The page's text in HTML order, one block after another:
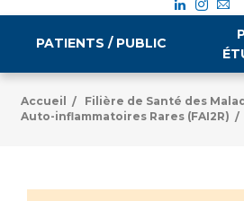
PATIENTS / PUBLIC
Informations pratiques
Égalité professionnelle
Emploi / formation
Accueil /
Filière de Santé des
Auto-inflammatoires Rares (FAI2R) /